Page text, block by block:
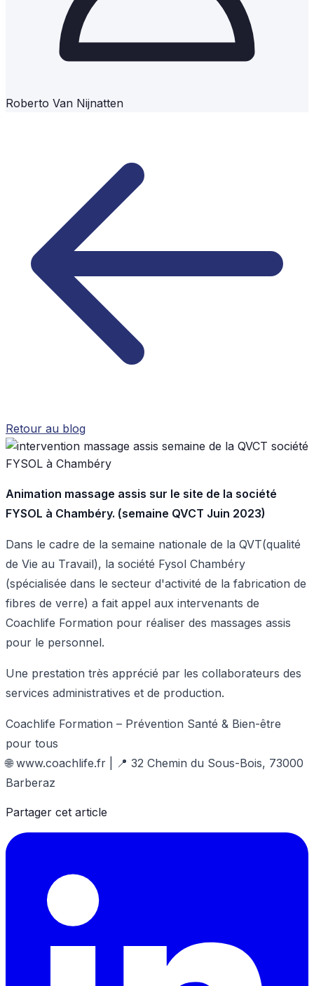
Roberto Van Nijnatten
Retour au blog
Animation massage assis sur le site de la société
FYSOL à Chambéry. (semaine QVCT Juin 2023)
Dans le cadre de la semaine nationale de la QVT(qualité
de Vie au Travail), la société Fysol Chambéry
(spécialisée dans le secteur d'activité de la fabrication de
fibres de verre) a fait appel aux intervenants de
Coachlife Formation pour réaliser des massages assis
pour le personnel.
Une prestation très apprécié par les collaborateurs des
services administratives et de production.
Coachlife Formation – Prévention Santé & Bien-être
pour tous
🌐 www.coachlife.fr | 📍 32 Chemin du Sous-Bois, 73000
Barberaz
Partager cet article